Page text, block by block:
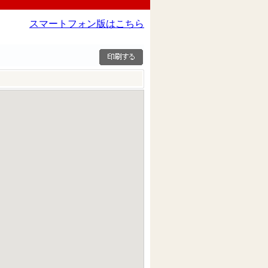
スマートフォン版はこちら